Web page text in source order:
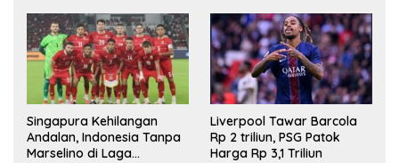
Singapura Kehilangan
Andalan, Indonesia Tanpa
Marselino di Laga
Liverpool Tawar Barcola
Rp 2 triliun, PSG Patok
Harga Rp 3,1 Triliun